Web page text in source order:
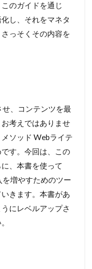
のガイドを通じ
し、それをマネタ
っそくその内容を
、コンテンツを最
考えではありませ
ソッド Webライテ
す。今回は、この
、本書を使って
増やすためのツー
きます。本書があ
にレベルアップさ